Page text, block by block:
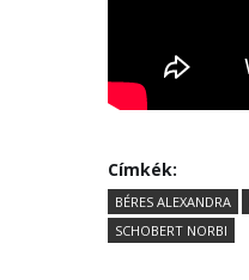
Címkék:
BÉRES ALEXANDRA
SCHOBERT NORBI